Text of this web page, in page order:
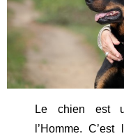
Le chien est
l’Homme.